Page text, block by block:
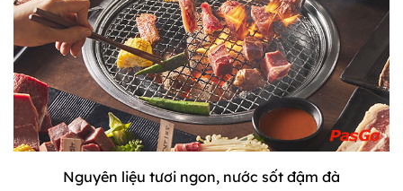
Nguyên liệu tươi ngon, nước sốt đậm đà